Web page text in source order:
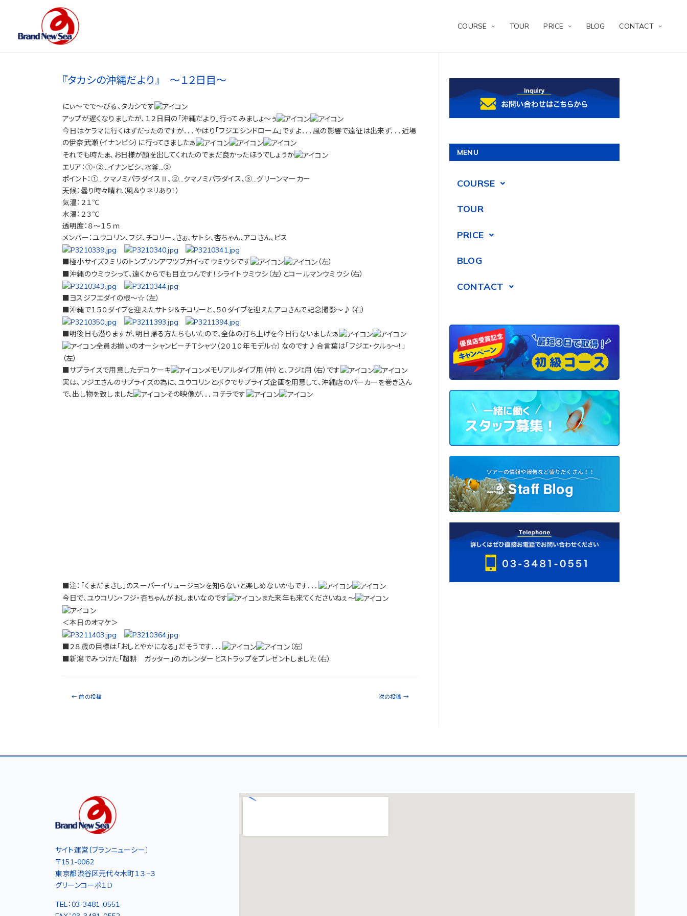
COURSE TOUR PRICE BLOG CONTACT
『タカシの沖縄だより』 ～１２日目～
にぃ～でで～びる、タカシです
アップが遅くなりましたが、１２日目の「沖縄だより」行ってみましょ～ぅ
今日はケラマに行くはずだったのですが．．．やはり「フジエシンドローム」ですよ．．．風の影響で遠征は出来ず．．．近場
の伊奈武瀬（イナンビシ）に行ってきましたぁ
それでも時たま、お日様が顔を出してくれたのでまだ良かったほうでしょうか
エリア：①･②…イナンビシ、水釜…③
ポイント：①…クマノミパラダイスⅡ、②…クマノミパラダイス、③…グリーンマーカー
天候：曇り時々晴れ（風＆ウネリあり！）
気温：２１℃
水温：２３℃
透明度：８～１５ｍ
メンバー：ユウコリン、フジ、チコリー、さぉ、サトシ、杏ちゃん、アコさん、ビス
■極小サイズ２ミリのトンプソンアワツブガイってウミウシです
（左）
■沖縄のウミウシって、遠くからでも目立つんです！シライトウミウシ（左）とコールマンウミウシ（右）
■ヨスジフエダイの根～☆（左）
■沖縄で１５０ダイブを迎えたサトシ＆チコリーと、５０ダイブを迎えたアコさんで記念撮影～♪（右）
■明後日も潜りますが、明日帰る方たちもいたので、全体の打ち上げを今日行ないましたぁ
全員お揃いのオーシャンビーチＴシャツ（２０１０年モデル☆）なのです♪合言葉は「フジエ・クルぅ～！」
（左）
■サプライズで用意したデコケーキ
メモリアルダイブ用（中）と、フジｴ用（右）です
実は、フジエさんのサプライズの為に、ユウコリンとボクでサプライズ企画を用意して、沖縄店のパーカーを巻き込ん
で、出し物を致しました
その映像が．．．コチラです
■注：「くまだまさし」のスーパーイリュージョンを知らないと楽しめないかもです．．．
今日で、ユウコリン・フジ・杏ちゃんがおしまいなのです
また来年も来てくださいねぇ～
＜本日のオマケ＞
■２８歳の目標は「おしとやかになる」だそうです．．．
（左）
■新潟でみつけた「超耕 ガッター」のカレンダーとストラップをプレゼントしました（右）
← 前の投稿 次の投稿 →
MENU
COURSE
TOUR
PRICE
BLOG
CONTACT
サイト運営〔ブランニューシー〕
〒151-0062
東京都渋谷区元代々木町１３−３
グリーンコーポ１D
TEL：03-3481-0551